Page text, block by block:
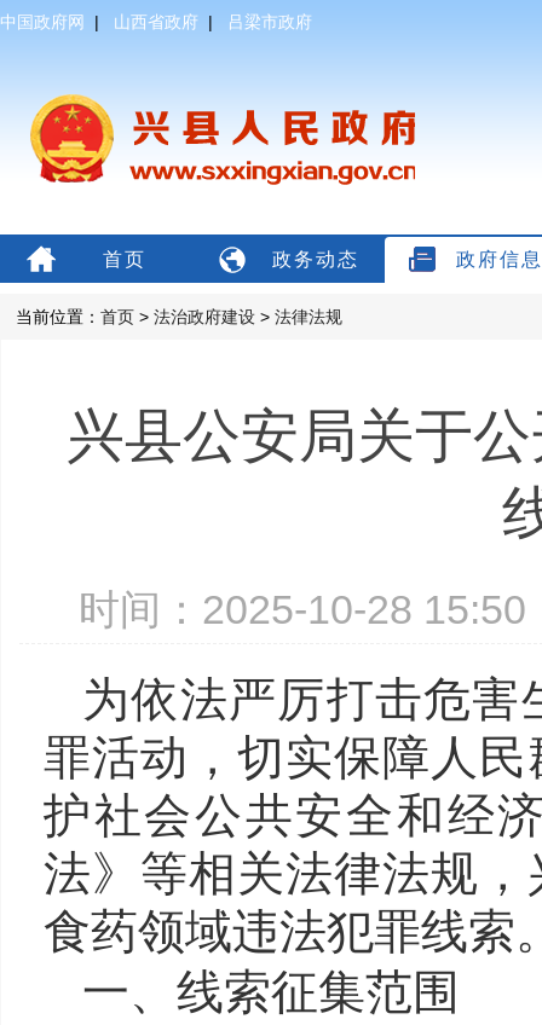
中国政府网 | 山西省政府 | 吕梁市政府
首页 政务动态 政府信
当前位置： 首页 > 法治政府建设 > 法律法规
兴县公安局关于
时间：2025-10-28
为依法严厉打击危害
罪活动，切实保障人
护社会公共安全和经
法》等相关法律法规，
食药领域违法犯罪线索
一、线索征集范围